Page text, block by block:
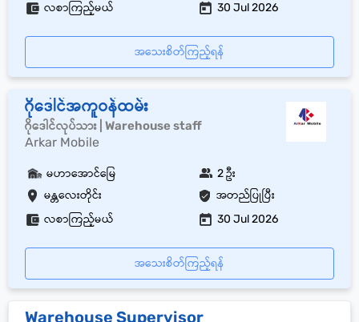
လစာကြည့်မယ် 30 Jul 2026
အသေးစိတ်ကြည့်ရန်
ဂို‌ဒေါင်အကူဝန်ထမ်း
ဂိုဒေါင်လုပ်သား | Warehouse staff
Arkar Mobile
မန္တလေးတိုင်း အတည်ပြုပြီး
မဟာအောင်မြေ 2 ဦး
လစာကြည့်မယ် 30 Jul 2026
အသေးစိတ်ကြည့်ရန်
Warehouse Supervisor